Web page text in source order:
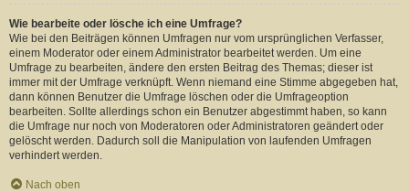
Wie bearbeite oder lösche ich eine Umfrage?
Wie bei den Beiträgen können Umfragen nur vom ursprünglichen Verfasser,
einem Moderator oder einem Administrator bearbeitet werden. Um eine
Umfrage zu bearbeiten, ändere den ersten Beitrag des Themas; dieser ist
immer mit der Umfrage verknüpft. Wenn niemand eine Stimme abgegeben hat,
dann können Benutzer die Umfrage löschen oder die Umfrageoption
bearbeiten. Sollte allerdings schon ein Benutzer abgestimmt haben, so kann
die Umfrage nur noch von Moderatoren oder Administratoren geändert oder
gelöscht werden. Dadurch soll die Manipulation von laufenden Umfragen
verhindert werden.
Nach oben